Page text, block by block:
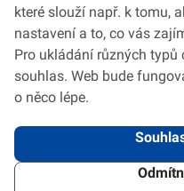
2026 © VeV-VA Vyškov •
které slouží např. k tomu,
nastavení a to, co vás
Pro ukládání různých typů
souhlas. Web bude
o něco lépe.